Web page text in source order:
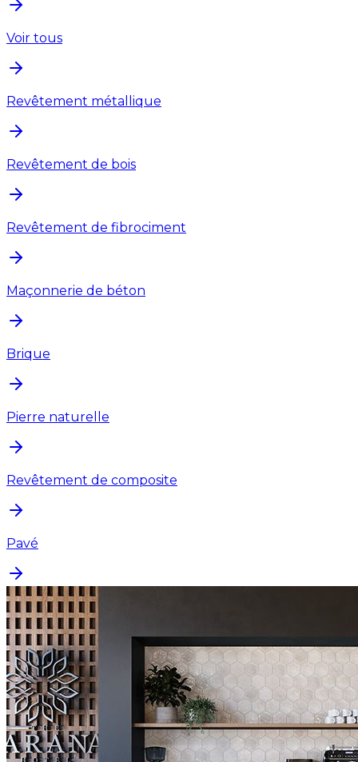
Voir tous
Revêtement métallique
Revêtement de bois
Revêtement de fibrociment
Maçonnerie de béton
Brique
Pierre naturelle
Revêtement de composite
Pavé